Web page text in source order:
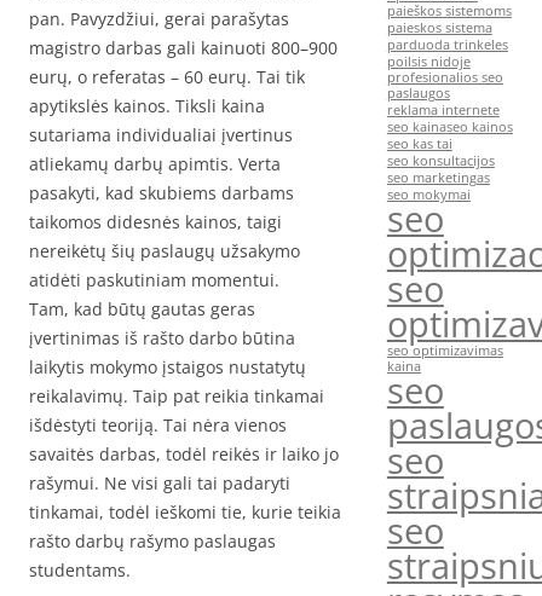
pan. Pavyzdžiui, gerai parašytas
magistro darbas gali kainuoti 800–900
eurų, o referatas – 60 eurų. Tai tik
apytikslės kainos. Tiksli kaina
sutariama individualiai įvertinus
atliekamų darbų apimtis. Verta
pasakyti, kad skubiems darbams
taikomos didesnės kainos, taigi
nereikėtų šių paslaugų užsakymo
atidėti paskutiniam momentui.
Tam, kad būtų gautas geras
įvertinimas iš rašto darbo būtina
laikytis mokymo įstaigos nustatytų
reikalavimų. Taip pat reikia tinkamai
išdėstyti teoriją. Tai nėra vienos
savaitės darbas, todėl reikės ir laiko jo
rašymui. Ne visi gali tai padaryti
tinkamai, todėl ieškomi tie, kurie teikia
rašto darbų rašymo paslaugas
studentams.
paieškos sistemoms
paieskos sistema
parduoda trinkeles
poilsis nidoje
profesionalios seo
paslaugos
reklama internete
seo kainaseo kainos
seo kas tai
seo konsultacijos
seo marketingas
seo mokymai
seo
seo
seo optimizavimas
kaina
seo
seo
seo